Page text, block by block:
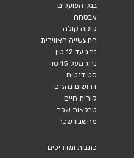
בנק הפועלים
אבטחה
קוקה קולה
התעשייה האווירית
נהג עד 12 טון
נהג מעל 15 טון
סטודנטים
דרושים נהגים
קורות חיים
טבלאות שכר
מחשבון שכר
כתבות ומדריכים